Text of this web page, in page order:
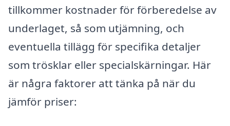
tillkommer kostnader för förberedelse av
underlaget, så som utjämning, och
eventuella tillägg för specifika detaljer
som trösklar eller specialskärningar. Här
är några faktorer att tänka på när du
jämför priser: